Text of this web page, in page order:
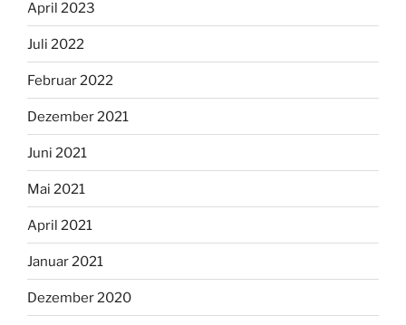
April 2023
Juli 2022
Februar 2022
Dezember 2021
Juni 2021
Mai 2021
April 2021
Januar 2021
Dezember 2020